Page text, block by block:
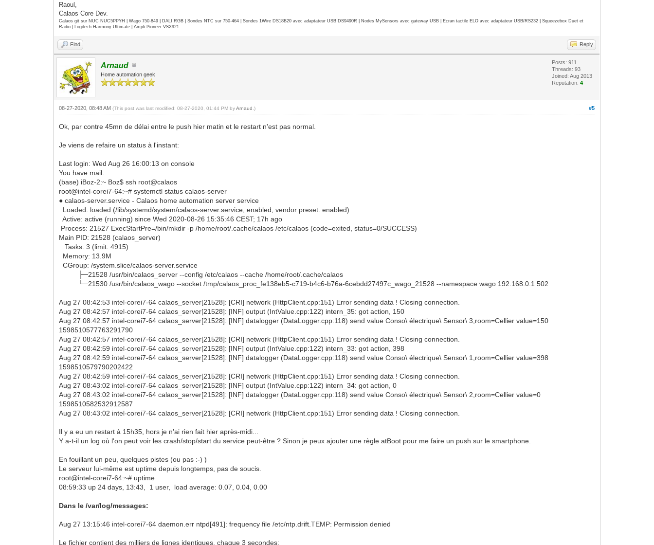
Raoul,
Calaos Core Dev.
Calaos git sur NUC NUC5PPYH | Wago 750-849 | DALI RGB | Sondes NTC sur 750-464 | Sondes 1Wire DS18B20 avec adaptateur USB DS9490R | Nodes MySensors avec gateway USB | Ecran tactile ELO avec adaptateur USB/RS232 | Squeezebox Duet et
Radio | Logitech Harmony Ultimate | Ampli Pioneer VSX921
Find Reply
Arnaud
Home automation geek
Posts: 911
Threads: 93
Joined: Aug 2013
Reputation:4
#5
08-27-2020, 08:48 AM(This post was last modified: 08-27-2020, 01:44 PM byArnaud .)
Ok, par contre 45mn de délai entre le push hier matin et le restart n'est pas normal.
Je viens de refaire un status à l'instant:
Last login: Wed Aug 26 16:00:13 on console
You have mail.
(base) iBoz-2:~ Boz$ ssh root@calaos
root@intel-corei7-64:~# systemctl status calaos-server
● calaos-server.service - Calaos home automation server service
Loaded: loaded (/lib/systemd/system/calaos-server.service; enabled; vendor preset: enabled)
Active: active (running) since Wed 2020-08-26 15:35:46 CEST; 17h ago
Process: 21527 ExecStartPre=/bin/mkdir -p /home/root/.cache/calaos /etc/calaos (code=exited, status=0/SUCCESS)
Main PID: 21528 (calaos_server)
Tasks: 3 (limit: 4915)
Memory: 13.9M
CGroup: /system.slice/calaos-server.service
├─21528 /usr/bin/calaos_server --config /etc/calaos --cache /home/root/.cache/calaos
└─21530 /usr/bin/calaos_wago --socket /tmp/calaos_proc_fe138eb5-c719-b4c6-b76a-6cebdd27497c_wago_21528 --namespace wago 192.168.0.1 502
Aug 27 08:42:53 intel-corei7-64 calaos_server[21528]: [CRI] network (HttpClient.cpp:151) Error sending data ! Closing connection.
Aug 27 08:42:57 intel-corei7-64 calaos_server[21528]: [INF] output (IntValue.cpp:122) intern_35: got action, 150
Aug 27 08:42:57 intel-corei7-64 calaos_server[21528]: [INF] datalogger (DataLogger.cpp:118) send value Conso\ électrique\ Sensor\ 3,room=Cellier value=150
1598510577763291790
Aug 27 08:42:57 intel-corei7-64 calaos_server[21528]: [CRI] network (HttpClient.cpp:151) Error sending data ! Closing connection.
Aug 27 08:42:59 intel-corei7-64 calaos_server[21528]: [INF] output (IntValue.cpp:122) intern_33: got action, 398
Aug 27 08:42:59 intel-corei7-64 calaos_server[21528]: [INF] datalogger (DataLogger.cpp:118) send value Conso\ électrique\ Sensor\ 1,room=Cellier value=398
1598510579790202422
Aug 27 08:42:59 intel-corei7-64 calaos_server[21528]: [CRI] network (HttpClient.cpp:151) Error sending data ! Closing connection.
Aug 27 08:43:02 intel-corei7-64 calaos_server[21528]: [INF] output (IntValue.cpp:122) intern_34: got action, 0
Aug 27 08:43:02 intel-corei7-64 calaos_server[21528]: [INF] datalogger (DataLogger.cpp:118) send value Conso\ électrique\ Sensor\ 2,room=Cellier value=0
1598510582532912587
Aug 27 08:43:02 intel-corei7-64 calaos_server[21528]: [CRI] network (HttpClient.cpp:151) Error sending data ! Closing connection.
Il y a eu un restart à 15h35, hors je n'ai rien fait hier après-midi...
Y a-t-il un log où l'on peut voir les crash/stop/start du service peut-être ? Sinon je peux ajouter une règle atBoot pour me faire un push sur le smartphone.
En fouillant un peu, quelques pistes (ou pas :-) )
Le serveur lui-même est uptime depuis longtemps, pas de soucis.
root@intel-corei7-64:~# uptime
08:59:33 up 24 days, 13:43, 1 user, load average: 0.07, 0.04, 0.00
Dans le /var/log/messages:
Aug 27 13:15:46 intel-corei7-64 daemon.err ntpd[491]: frequency file /etc/ntp.drift.TEMP: Permission denied
Le fichier contient des milliers de lignes identiques, chaque 3 secondes: